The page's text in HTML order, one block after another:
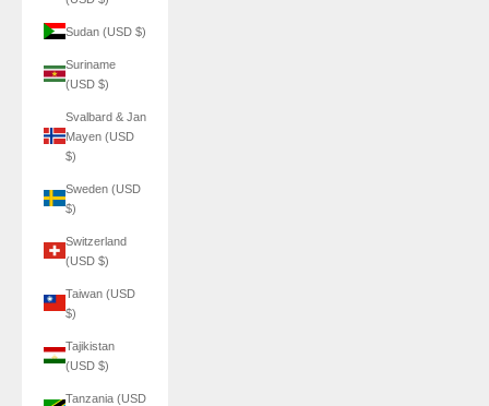
Sudan (USD $)
Suriname
(USD $)
Svalbard & Jan
Mayen (USD
$)
Sweden (USD
$)
Switzerland
(USD $)
Taiwan (USD
$)
Tajikistan
(USD $)
Tanzania (USD